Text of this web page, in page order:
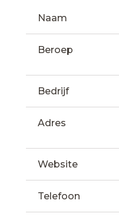
Naam
Beroep
Bedrijf
Adres
Website
Telefoon